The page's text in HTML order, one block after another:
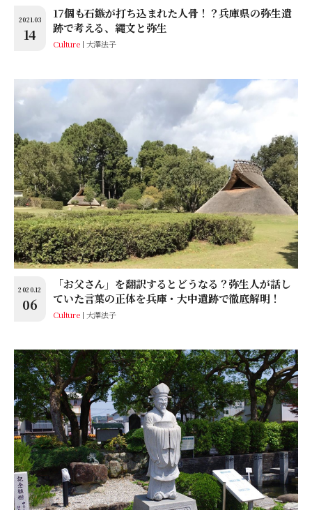
2021.03
14
17個も石鏃が打ち込まれた人骨！？兵庫県の弥生遺
跡で考える、縄文と弥生
Culture 大澤法子
2020.12
06
「お父さん」を翻訳するとどうなる？弥生人が話し
ていた言葉の正体を兵庫・大中遺跡で徹底解明！
Culture 大澤法子